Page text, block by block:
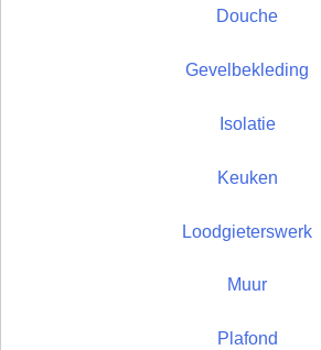
Douche
Gevelbekleding
Isolatie
Keuken
Loodgieterswerk
Muur
Plafond